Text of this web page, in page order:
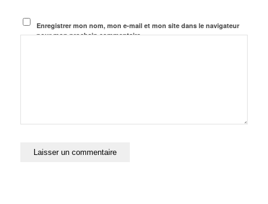
Enregistrer mon nom, mon e-mail et mon site dans le navigateur
pour mon prochain commentaire.